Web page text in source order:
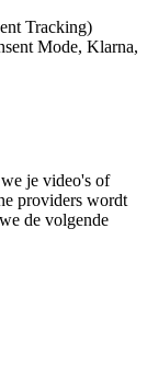
Tracking)
Mode, Klarna,
je video's of
providers wordt
de volgende